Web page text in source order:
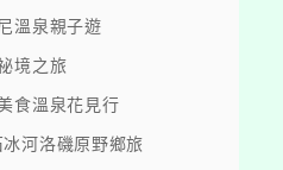
溫泉親子遊
境之旅
食溫泉花見行
河洛磯原野鄉旅